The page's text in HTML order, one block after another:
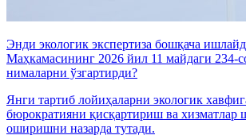
Энди экологик экспертиза бошқача
Маҳкамасининг 2026 йил 11 майдаги 234-
нималарни ўзгартирди?
Янги тартиб лойиҳаларни экологик
бюрократияни қисқартириш ва
оширишни назарда тутади.